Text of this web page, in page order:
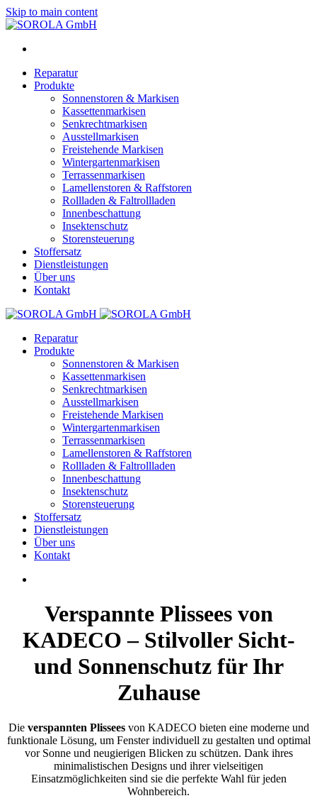
Skip to main content
Reparatur
Produkte
Sonnenstoren & Markisen
Kassettenmarkisen
Senkrechtmarkisen
Ausstellmarkisen
Freistehende Markisen
Wintergartenmarkisen
Terrassenmarkisen
Lamellenstoren & Raffstoren
Rollladen & Faltrollladen
Innenbeschattung
Insektenschutz
Storensteuerung
Stoffersatz
Dienstleistungen
Über uns
Kontakt
Reparatur
Produkte
Sonnenstoren & Markisen
Kassettenmarkisen
Senkrechtmarkisen
Ausstellmarkisen
Freistehende Markisen
Wintergartenmarkisen
Terrassenmarkisen
Lamellenstoren & Raffstoren
Rollladen & Faltrollladen
Innenbeschattung
Insektenschutz
Storensteuerung
Stoffersatz
Dienstleistungen
Über uns
Kontakt
Verspannte Plissees von
KADECO – Stilvoller Sicht-
und Sonnenschutz für Ihr
Zuhause
Die verspannten Plisseesvon KADECO bieten eine moderne und
funktionale Lösung, um Fenster individuell zu gestalten und optimal
vor Sonne und neugierigen Blicken zu schützen. Dank ihres
minimalistischen Designs und ihrer vielseitigen
Einsatzmöglichkeiten sind sie die perfekte Wahl für jeden
Wohnbereich.